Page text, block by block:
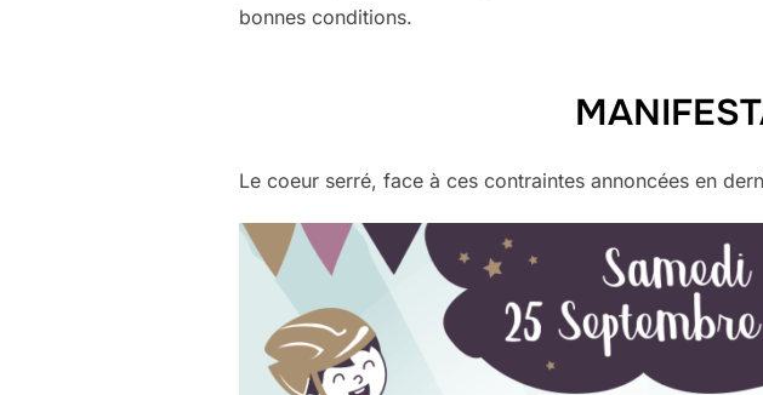
bonnes conditions.
Le coeur serré, face à ces contraintes annoncées en